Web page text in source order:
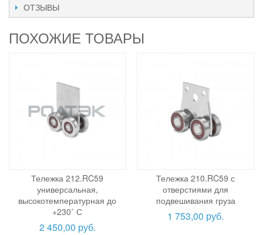
ОТЗЫВЫ
ПОХОЖИЕ ТОВАРЫ
Тележка 212.RC59
универсальная,
высокотемпературная до
+230˚ С
2 450,00 руб.
Тележка 210.RC59 с
отверстиями для
подвешивания груза
1 753,00 руб.